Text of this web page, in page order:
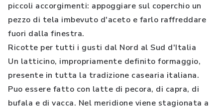
piccoli accorgimenti: appoggiare sul coperchio un
pezzo di tela imbevuto d'aceto e farlo raffreddare
fuori dalla finestra.
Ricotte per tutti i gusti dal Nord al Sud d'Italia
Un latticino, impropriamente definito formaggio,
presente in tutta la tradizione casearia italiana.
Puo essere fatto con latte di pecora, di capra, di
bufala e di vacca. Nel meridione viene stagionata a